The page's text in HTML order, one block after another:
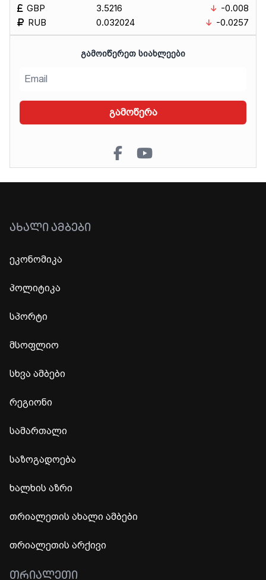
GBP
RUB
3.5216
0.032024
-0.008
-0.0257
ᲒᲐᲛᲝᲘᲬᲔᲠᲔᲗ ᲡᲘᲐᲮᲚᲔᲔᲑᲘ
გამოწერა
ᲐᲮᲐᲚᲘ ᲐᲛᲑᲔᲑᲘ
ეკონომიკა
პოლიტიკა
სპორტი
მსოფლიო
სხვა ამბები
რეგიონი
სამართალი
საზოგადოება
ხალხის აზრი
თრიალეთის ახალი ამბები
თრიალეთის არქივი
ᲗᲠᲘᲐᲚᲔᲗᲘ